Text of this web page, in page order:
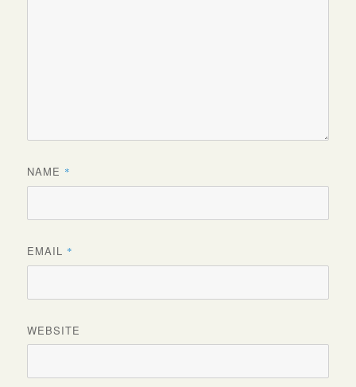
NAME *
EMAIL *
WEBSITE